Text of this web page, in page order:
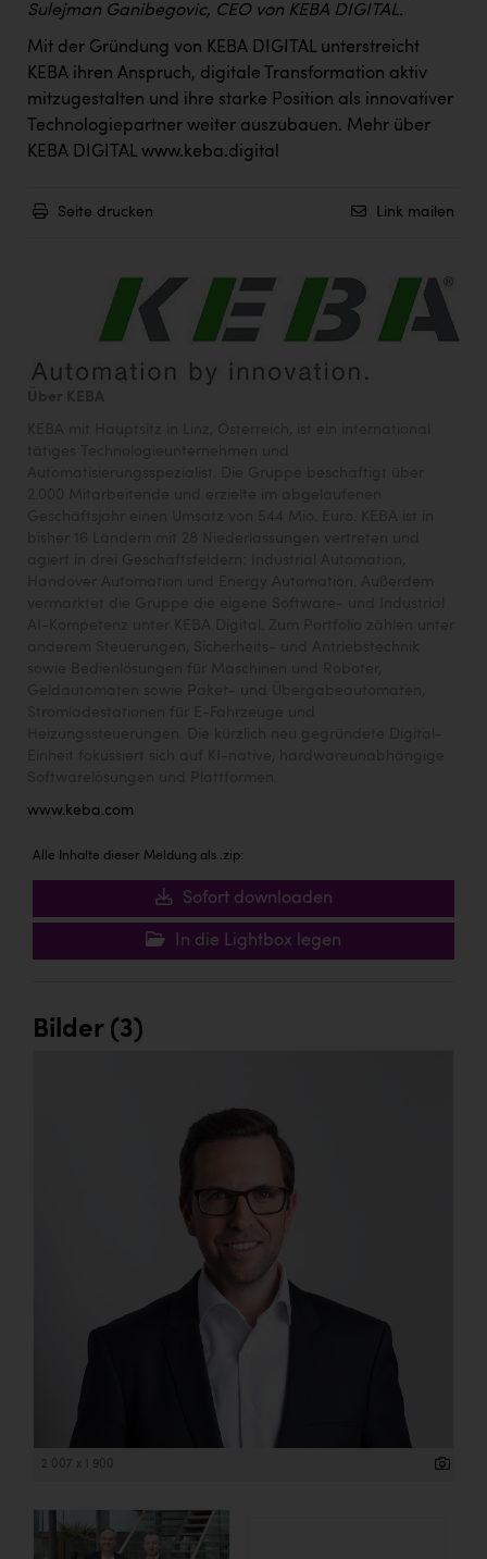
Sulejman Ganibegovic, CEO von KEBA DIGITAL.
Mit der Gründung von KEBA DIGITAL unterstreicht
KEBA ihren Anspruch, digitale Transformation aktiv
mitzugestalten und ihre starke Position als innovativer
Technologiepartner weiter auszubauen. Mehr über
KEBA DIGITALwww.keba.digital
Seite drucken Link mailen
www.keba.com
Alle Inhalte dieser Meldung als .zip:
Sofort downloaden
In die Lightbox legen
Bilder (3)
2 007 x 1 900